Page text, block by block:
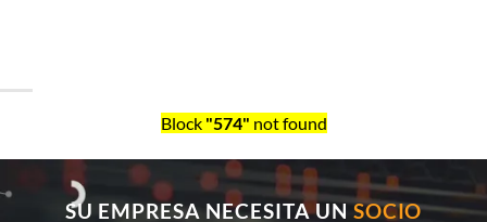
Block "574" not found
SU EMPRESA NECESITA UNSOCIO